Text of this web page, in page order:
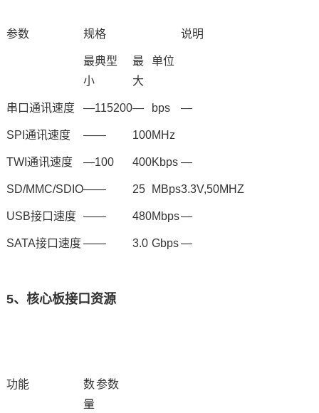
参数 规格 说明
最
小
典型
最
大
单位
串口通讯速度 —115200— bps —
SPI 通讯速度 —— 100MHz
TWI通讯速度 —100 400Kbps —
SD/MMC/SDIO—— 25 MBps3.3V,50MHZ
USB接口速度 —— 480Mbps—
SATA接口速度—— 3.0 Gbps—
5、核心板接口资源
功能
数
量
参数